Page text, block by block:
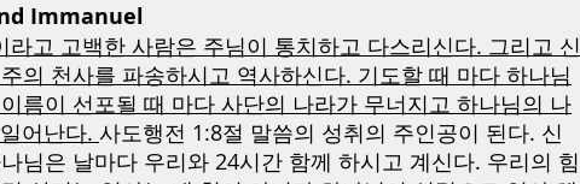
Immanuel
고 고백한 사람은 주님이 통치하고 다스리신다. 그리고 신
의 천사를 파송하시고 역사하신다. 기도할 때 마다 하나님
름이 선포될 때 마다 사단의 나라가 무너지고 하나님의 나
어난다. 사도행전 1:8절 말씀의 성취의 주인공이 된다. 신
님은 날마다 우리와 24시간 함께 하시고 계신다. 우리의 힘